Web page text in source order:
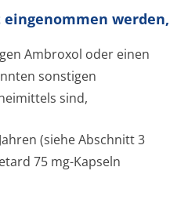
werden,
Ambroxol oder einen
sonstigen
sind,
(siehe Abschnitt 3
75 mg-Kapseln